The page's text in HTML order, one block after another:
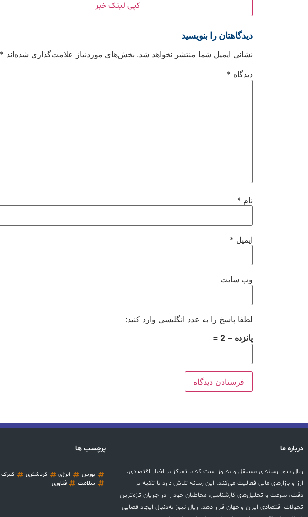
کپی لینک خبر
دیدگاهتان را بنویسید
نشانی ایمیل شما منتشر نخواهد شد. بخش‌های موردنیاز علامت‌گذاری شده‌اند *
دیدگاه *
نام *
ایمیل *
وب‌ سایت
لطفا پاسخ را به عدد انگلیسی وارد کنید:
پانزده − 2 =
درباره ما
ریال نیوز رسانه‌ای مستقل و به‌روز است که با تمرکز بر اخبار اقتصادی،
ارز و بازارهای مالی فعالیت می‌کند. این رسانه تلاش دارد با تکیه بر
دقت، سرعت و تحلیل‌های کارشناسی، مخاطبان خود را در جریان تازه‌ترین
تحولات اقتصادی ایران و جهان قرار دهد. ریال نیوز به‌دنبال ایجاد فضایی
پرچسب ها
بورس انرژی گردشگری گمرک
سلامت
فناوری